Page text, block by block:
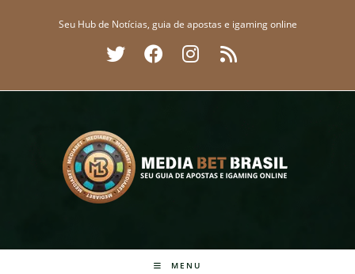
Seu Hub de Notícias, guia de apostas e igaming online
MENU